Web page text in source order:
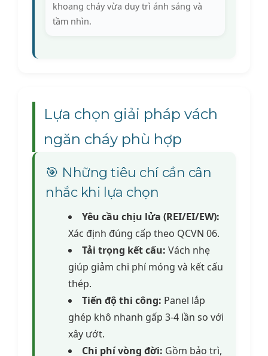
khoang cháy vừa duy trì ánh sáng và
tầm nhìn.
Lựa chọn giải pháp vách
ngăn cháy phù hợp
🎯 Những tiêu chí cần cân
nhắc khi lựa chọn
Yêu cầu chịu lửa (REI/EI/EW):
Xác định đúng cấp theo QCVN 06.
Tải trọng kết cấu: Vách nhẹ
giúp giảm chi phí móng và kết cấu
thép.
Tiến độ thi công: Panel lắp
ghép khô nhanh gấp 3-4 lần so với
xây ướt.
Chi phí vòng đời: Gồm bảo trì,